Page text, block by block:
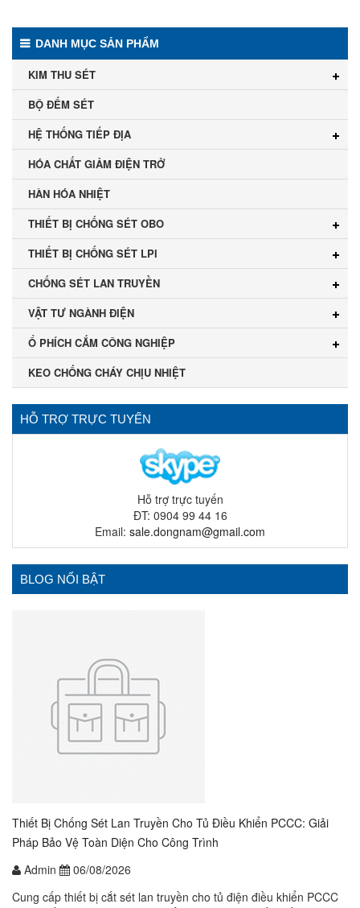
DANH MỤC SẢN PHẨM
KIM THU SÉT
BỘ ĐẾM SÉT
HỆ THỐNG TIẾP ĐỊA
HÓA CHẤT GIẢM ĐIỆN TRỞ
HÀN HÓA NHIỆT
THIẾT BỊ CHỐNG SÉT OBO
THIẾT BỊ CHỐNG SÉT LPI
CHỐNG SÉT LAN TRUYỀN
VẬT TƯ NGÀNH ĐIỆN
Ổ PHÍCH CẮM CÔNG NGHIỆP
KEO CHỐNG CHÁY CHỊU NHIỆT
HỖ TRỢ TRỰC TUYẾN
Hỗ trợ trực tuyến
ĐT: 0904 99 44 16
Email: sale.dongnam@gmail.com
BLOG NỔI BẬT
Thiết Bị Chống Sét Lan Truyền Cho Tủ Điều Khiển PCCC: Giải
Pháp Bảo Vệ Toàn Diện Cho Công Trình
Admin
06/08/2026
Cung cấp thiết bị cắt sét lan truyền cho tủ điện điều khiển PCCC